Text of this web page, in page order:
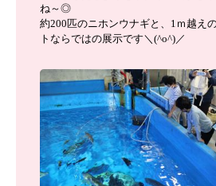
ね～◎
約200匹のニホンウナギと、1ｍ越え
トならではの展示です＼(^o^)／